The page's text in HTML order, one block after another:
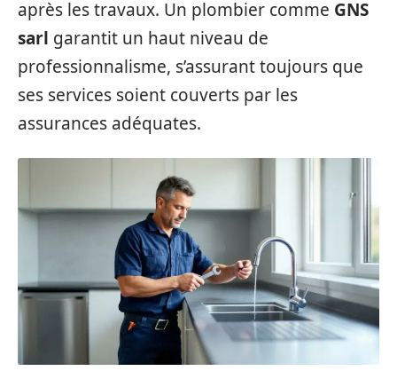
après les travaux. Un plombier comme GNS
sarl garantit un haut niveau de
professionnalisme, s’assurant toujours que
ses services soient couverts par les
assurances adéquates.